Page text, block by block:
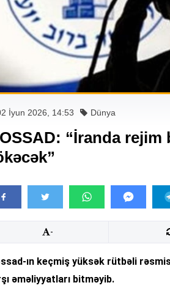
İyun 2026, 14:53 Dünya
“İranda
-
ın keçmiş yüksək rütbəli
əməliyyatları bitməyib.